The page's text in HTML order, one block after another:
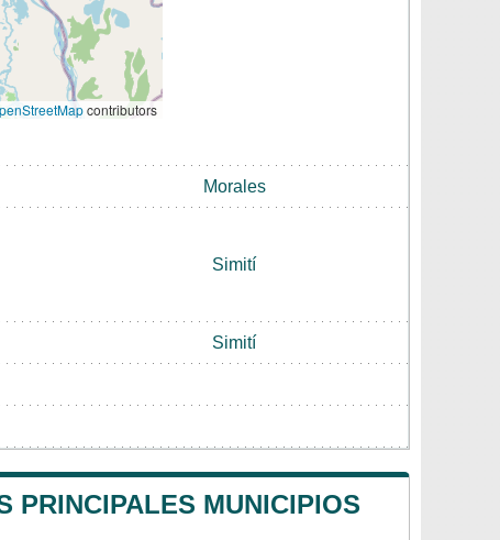
contributors
Morales
Simití
Simití
PRINCIPALES MUNICIPIOS